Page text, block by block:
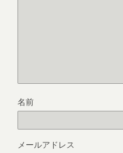
名前
メールアドレス